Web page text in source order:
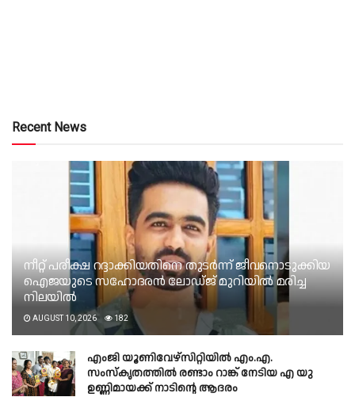
Recent News
നീറ്റ് പരീക്ഷ റദ്ദാക്കിയതിനെ തുടർന്ന് ജീവനൊടുക്കിയ
ഐജയുടെ സഹോദരൻ ലോഡ്‌ജ് മുറിയിൽ മരിച്ച
നിലയിൽ
AUGUST 10, 2026 182
എംജി യൂണിവേഴ്സിറ്റിയിൽ എം.എ.
സംസ്കൃതത്തിൽ രണ്ടാം റാങ്ക് നേടിയ എ യു
ഉണ്ണിമായക്ക് നാടിന്റെ ആദരം